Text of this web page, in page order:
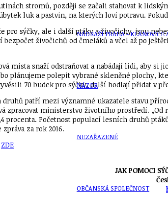
NÁDRAŽÍ PRAHA - KLÁNOVICE
NÁZOR
NEZAŘAZENÉ
OBČANSKÁ SPOLEČNOST
stromů, později se začali stahovat k
luk a pastvin, na kterých loví potravu.
pro sýčky, ale i další ptáky a živočichy, jsou
bezpočet živočichů od čmeláků a včel až po
místa snaží odstraňovat a nabádají lidi, aby si
plánujeme polepit vybrané skleněné plochy,
70 budek pro sýčky, další hodlají přidat v
druhů patří mezi významné ukazatele stavu
zpracovat ministerstvo životního prostředí.
procenta. Početnost populací lesních druhů
za rok 2016.
ZDE
JAK POMOCI